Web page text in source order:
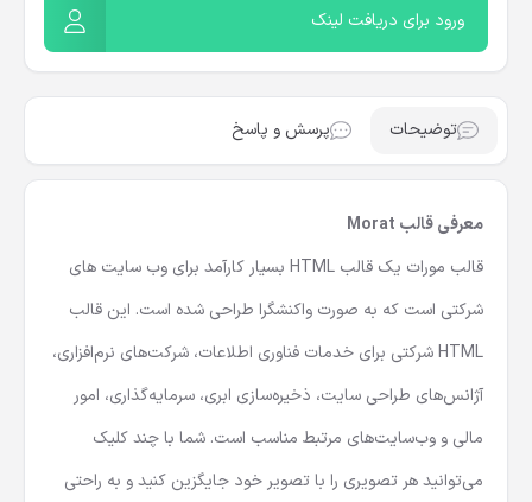
ورود برای دریافت لینک
توضیحات پرسش و پاسخ
معرفی قالب Morat
قالب مورات یک قالب HTML بسیار کارآمد برای وب سایت های
شرکتی است که به صورت واکنشگرا طراحی شده است. این قالب
HTML شرکتی
برای خدمات فناوری اطلاعات، شرکت‌های نرم‌افزاری،
آژانس‌های طراحی سایت، ذخیره‌سازی ابری، سرمایه‌گذاری، امور
مالی و وب‌سایت‌های مرتبط مناسب است. شما با چند کلیک
می‌توانید هر تصویری را با تصویر خود جایگزین کنید و به راحتی